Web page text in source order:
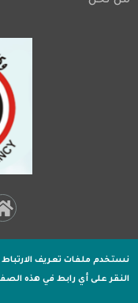
Footer
Media:
Footer
جميـع الحقوق
نستخدم ملفات تعريف
النقر على أي رابط في هذه